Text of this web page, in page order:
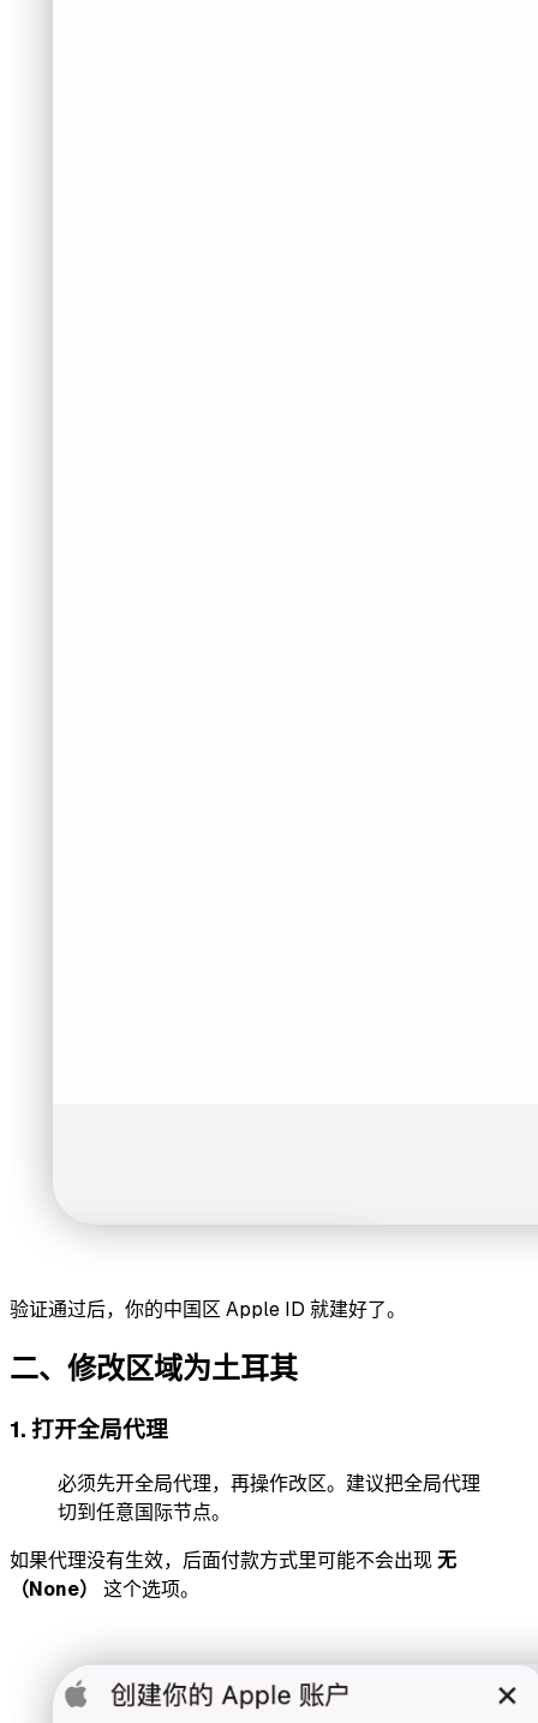
验证通过后，你的中国区 Apple ID 就建好了。
二、修改区域为土耳其
1. 打开全局代理
必须先开全局代理，再操作改区。建议把全局代理
切到任意国际节点。
如果代理没有生效，后面付款方式里可能不会出现无
（None）
这个选项。